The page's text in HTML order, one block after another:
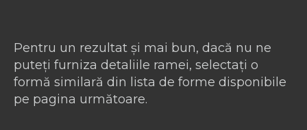
Pentru un rezultat și mai bun, dacă nu ne
puteți furniza detaliile ramei, selectați o
formă similară din lista de forme disponibile
pe pagina următoare.